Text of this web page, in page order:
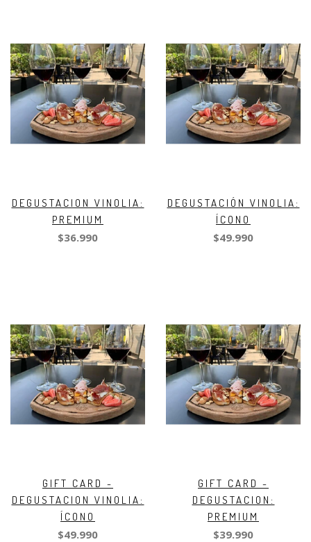
DEGUSTACION VINOLIA:
PREMIUM
$36.990
DEGUSTACIÓN VINOLIA:
ÍCONO
$49.990
GIFT CARD -
DEGUSTACION VINOLIA:
ÍCONO
$49.990
GIFT CARD -
DEGUSTACION:
PREMIUM
$39.990